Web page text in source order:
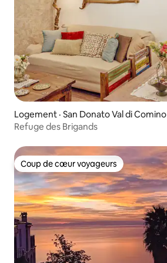
Logement · San Donato Val di Comino
Refuge des Brigands
Coup de cœur voyageurs
Coup de cœur voyageurs